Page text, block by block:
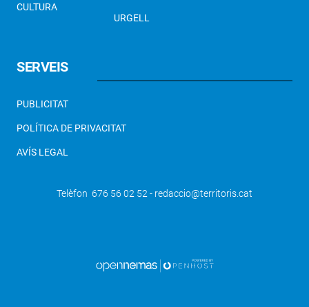
CULTURA
URGELL
SERVEIS
PUBLICITAT
POLÍTICA DE PRIVACITAT
AVÍS LEGAL
Telèfon 676 56 02 52 - redaccio@territoris.cat